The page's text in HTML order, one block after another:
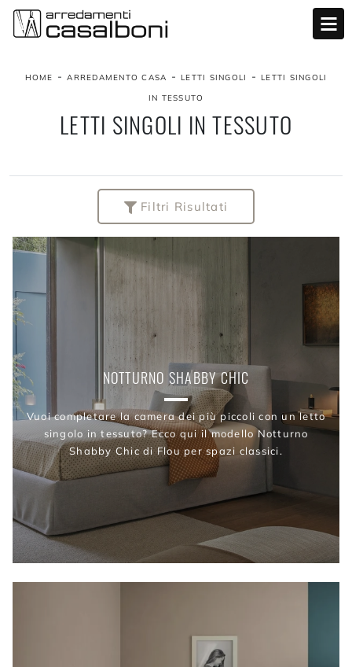
HOME -ARREDAMENTO CASA -LETTI SINGOLI -LETTI SINGOLI
IN TESSUTO
LETTI SINGOLI IN TESSUTO
Filtri Risultati
NOTTURNO SHABBY CHIC
Vuoi completare la camera dei più piccoli con un letto
singolo in tessuto? Ecco qui il modello Notturno
Shabby Chic di Flou per spazi classici.